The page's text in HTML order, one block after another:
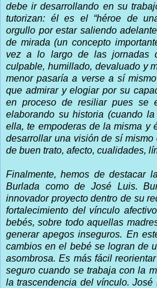
debe ir desarrollando en su
tutorizan: él es el “héroe de
orgullo por estar saliendo
de mirada (un concepto
vez a lo largo de las jornadas
culpable, humillado, devaluado y
menor pasaría a verse a sí
que admirar y elogiar por su
en proceso de resiliar pues se
elaborando su historia (cuando
ella, te empoderas de la misma y
desarrollar una visión de sí
de buen trato, afecto, cualidades,
Finalmente, hemos de destacar
Burlada como de José Luis.
innovador proyecto dentro de su
fortalecimiento del vínculo
bebés, sobre todo aquellas
generar apegos inseguros. En
cambios en el bebé se logran de
asombrosa. Es más fácil
seguro cuando se trabaja con la
la trascendencia del vínculo.